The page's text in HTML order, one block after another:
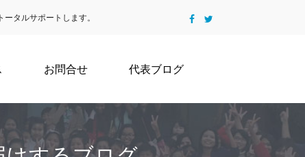
タルサポートします。
お問合せ 代表ブログ